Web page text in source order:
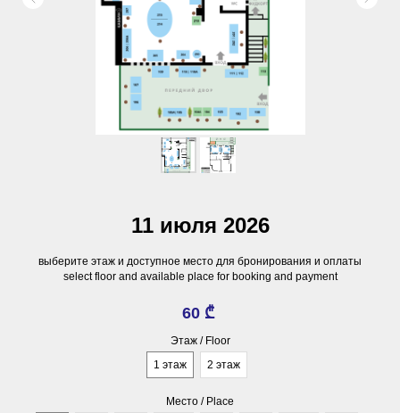
11 июля 2026
выберите этаж и доступное место для бронирования и оплаты
select floor and available place for booking and payment
60 ₾
Этаж / Floor
1 этаж
2 этаж
Место / Place